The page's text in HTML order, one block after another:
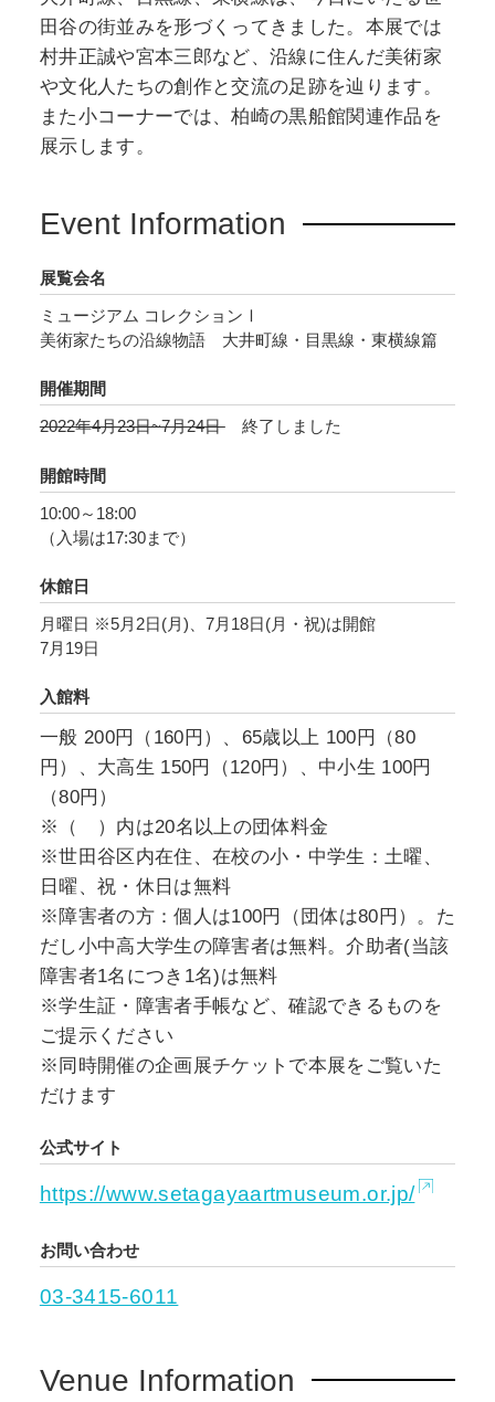
田谷の街並みを形づくってきました。本展では
村井正誠や宮本三郎など、沿線に住んだ美術家
や文化人たちの創作と交流の足跡を辿ります。
また小コーナーでは、柏崎の黒船館関連作品を
展示します。
Event Information
展覧会名
ミュージアム コレクションⅠ
美術家たちの沿線物語 大井町線・目黒線・東横線篇
開催期間
2022年4月23日~7月24日
終了しました
開館時間
10:00～18:00
（入場は17:30まで）
休館日
月曜日 ※5月2日(月)、7月18日(月・祝)は開館
7月19日
入館料
一般 200円（160円）、65歳以上 100円（80
円）、大高生 150円（120円）、中小生 100円
（80円）
※（ ）内は20名以上の団体料金
※世田谷区内在住、在校の小・中学生：土曜、
日曜、祝・休日は無料
※障害者の方：個人は100円（団体は80円）。た
だし小中高大学生の障害者は無料。介助者(当該
障害者1名につき1名)は無料
※学生証・障害者手帳など、確認できるものを
ご提示ください
※同時開催の企画展チケットで本展をご覧いた
だけます
公式サイト
https://www.setagayaartmuseum.or.jp/
お問い合わせ
03-3415-6011
Venue Information